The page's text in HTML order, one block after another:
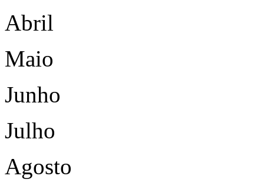
Abril
Maio
Junho
Julho
Agosto